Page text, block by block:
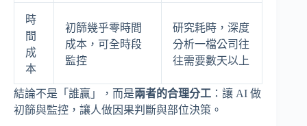
時
間
成
本
初篩幾乎零時間
成本，可全時段
監控
研究耗時，深度
分析一檔公司往
往需要數天以上
結論不是「誰贏」，而是兩者的合理分工 ：讓 AI 做
初篩與監控，讓人做因果判斷與部位決策。